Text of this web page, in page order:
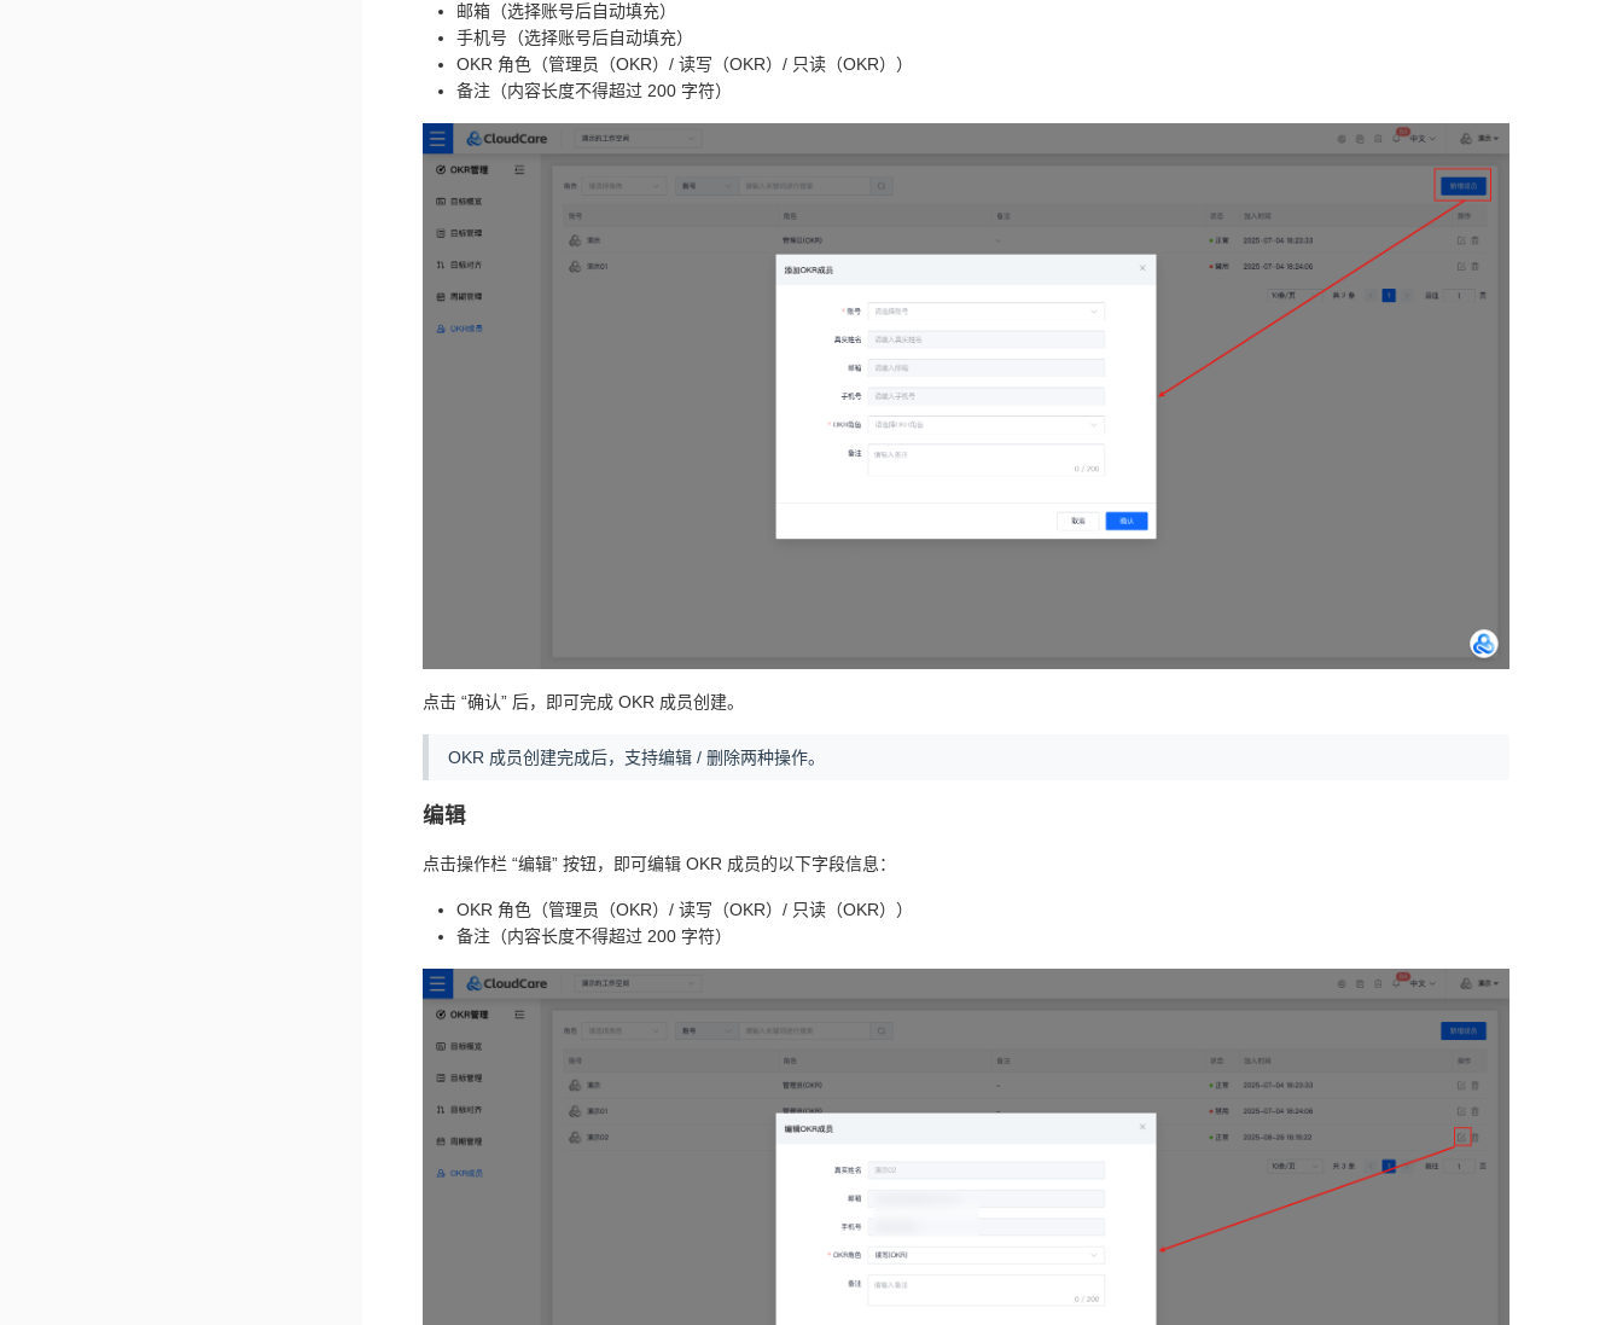
邮箱（选择账号后自动填充）
手机号（选择账号后自动填充）
OKR 角色（管理员（OKR）/ 读写（OKR）/ 只读（OKR））
备注（内容长度不得超过 200 字符）
点击 “确认” 后，即可完成 OKR 成员创建。
OKR 成员创建完成后，支持编辑 / 删除两种操作。
编辑
点击操作栏 “编辑” 按钮，即可编辑 OKR 成员的以下字段信息：
OKR 角色（管理员（OKR）/ 读写（OKR）/ 只读（OKR））
备注（内容长度不得超过 200 字符）